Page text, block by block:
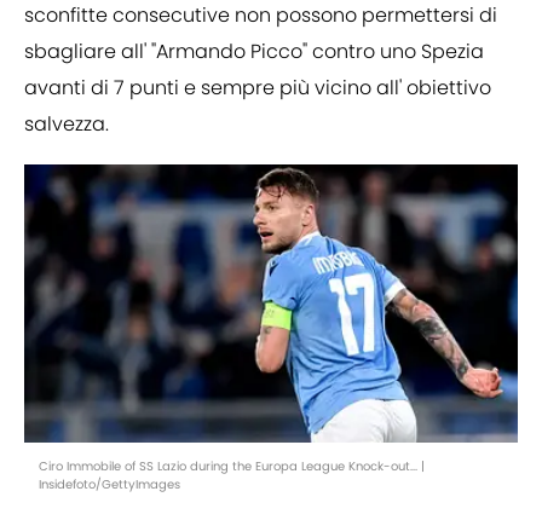
sconfitte consecutive non possono permettersi di
sbagliare all' "Armando Picco" contro uno Spezia
avanti di 7 punti e sempre più vicino all' obiettivo
salvezza.
Ciro Immobile of SS Lazio during the Europa League Knock-out... |
Insidefoto/GettyImages